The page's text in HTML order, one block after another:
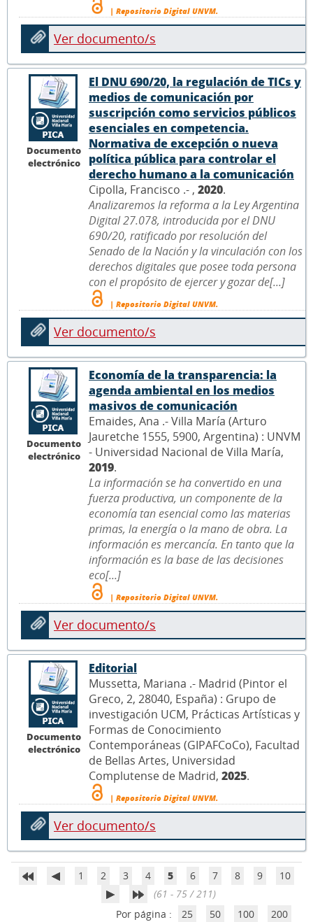
| Repositorio Digital UNVM.
Ver documento/s
Documento
electrónico
El DNU 690/20, la regulación de TICs y
medios de comunicación por
suscripción como servicios públicos
esenciales en competencia.
Normativa de excepción o nueva
política pública para controlar el
derecho humano a la comunicación
Cipolla, Francisco .- , 2020.
Analizaremos la reforma a la Ley Argentina
Digital 27.078, introducida por el DNU
690/20, ratificado por resolución del
Senado de la Nación y la vinculación con los
derechos digitales que posee toda persona
con el propósito de ejercer y gozar de[...]
| Repositorio Digital UNVM.
Ver documento/s
Documento
electrónico
Economía de la transparencia: la
agenda ambiental en los medios
masivos de comunicación
Emaides, Ana .- Villa María (Arturo
Jauretche 1555, 5900, Argentina) : UNVM
- Universidad Nacional de Villa María,
2019.
La información se ha convertido en una
fuerza productiva, un componente de la
economía tan esencial como las materias
primas, la energía o la mano de obra. La
información es mercancía. En tanto que la
información es la base de las decisiones
eco[...]
| Repositorio Digital UNVM.
Ver documento/s
Documento
electrónico
Editorial
Mussetta, Mariana .- Madrid (Pintor el
Greco, 2, 28040, España) : Grupo de
investigación UCM, Prácticas Artísticas y
Formas de Conocimiento
Contemporáneas (GIPAFCoCo), Facultad
de Bellas Artes, Universidad
Complutense de Madrid, 2025.
| Repositorio Digital UNVM.
Ver documento/s
1 2 3 4 5 6 7 8 9
10
(61 - 75 / 211)
Por página :
25 50 100 200